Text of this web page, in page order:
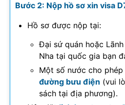
Bước 2: Nộp hồ sơ xin visa
Hồ sơ được nộp tại:
Đại sứ quán hoặc
Nha tại quốc gia bạn
Một số nước cho phép
đường bưu điện (vui
sách tại địa phương).